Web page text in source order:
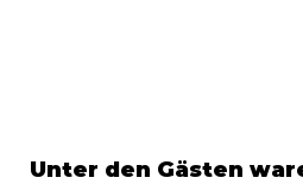
Unter den Gästen